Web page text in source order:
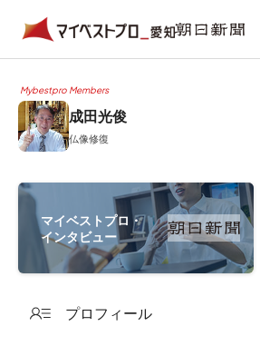
Mybestpro Members
成田光俊
仏像修復
マイベストプロ・
インタビュー
プロフィール